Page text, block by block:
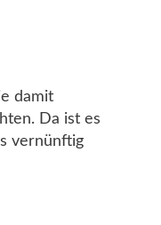
damit
Da ist es
vernünftig